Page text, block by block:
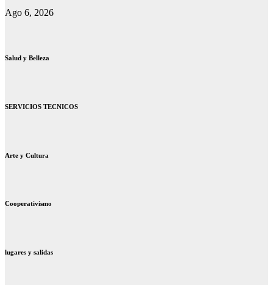
Ago 6, 2026
Salud y Belleza
SERVICIOS TECNICOS
Arte y Cultura
Cooperativismo
lugares y salidas